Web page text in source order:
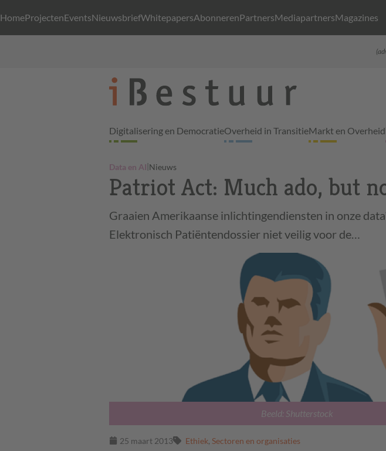
HomeProjectenEventsNieuwsbriefWhitepapersAbonnerenPartnersMediapartnersMagazines
Digitalisering en DemocratieOverheid in TransitieMarkt en Overheid
Data en AI|Nieuws
Patriot Act: Much ado, but
Graaien Amerikaanse inlichtingendiensten in onze
Elektronisch Patiëntendossier niet veilig voor de…
Beeld: Shutterstock
25 maart 2013 Ethiek, Sectoren en organisaties